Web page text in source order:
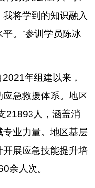
将学到的知识融入
。”参训学员陈冰
2021年组建以来，
急救援体系。地区
21893 人，涵盖消
业力量。地区基层
展应急技能提升培
余人次。